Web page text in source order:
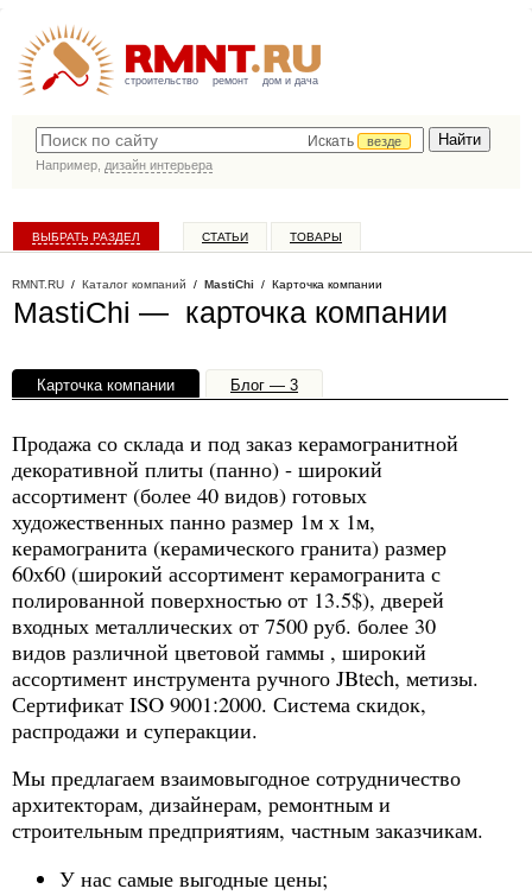
строительство ремонт дом и дача
Искать
везде
Например, дизайн интерьера
ВЫБРАТЬ РАЗДЕЛ СТАТЬИ ТОВАРЫ
RMNT.RU / Каталог компаний / MastiChi / Карточка компании
MastiChi — карточка компании
Карточка компании
Блог — 3
Продажа со склада и под заказ керамогранитной
декоративной плиты (панно) - широкий
ассортимент (более 40 видов) готовых
художественных панно размер 1м х 1м,
керамогранита (керамического гранита) размер
60х60 (широкий ассортимент керамогранита с
полированной поверхностью от 13.5$), дверей
входных металлических от 7500 руб. более 30
видов различной цветовой гаммы , широкий
ассортимент инструмента ручного JBtech, метизы.
Сертификат ISO 9001:2000. Система скидок,
распродажи и суперакции.
Мы предлагаем взаимовыгодное сотрудничество
архитекторам, дизайнерам, ремонтным и
строительным предприятиям, частным заказчикам.
У нас самые выгодные цены;